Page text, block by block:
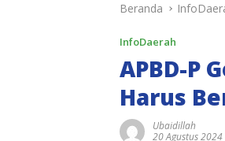
Beranda
InfoDaerah
APBD-P
Harus
Ubaidillah
20 Agustus